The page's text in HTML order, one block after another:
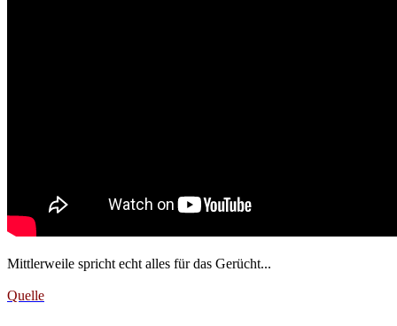
Mittlerweile spricht echt alles für das Gerücht...
Quelle